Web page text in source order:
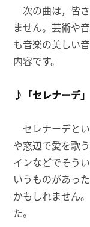
次の曲は，皆
ません。芸術や
も音楽の美しい
内容です。
♪「セレナー
セレナーデと
や窓辺で愛を歌
インなどでそう
いうものがあっ
かもしれません
た。